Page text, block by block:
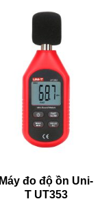
Máy đo độ ồn Uni-
T UT353